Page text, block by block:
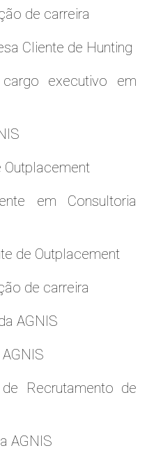
de carreira
Cliente de Hunting
executivo em
Outplacement
em Consultoria
de Outplacement
de carreira
AGNIS
Recrutamento de
AGNIS